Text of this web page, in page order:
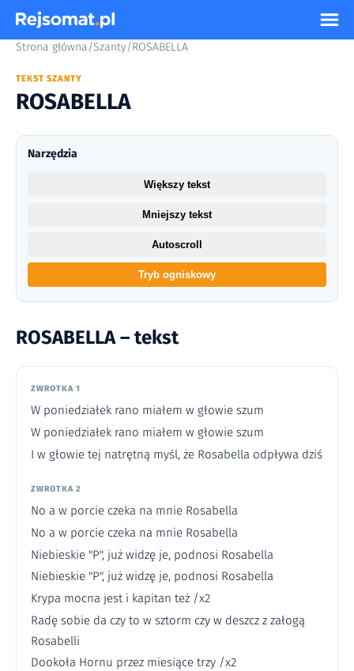
Strona główna/Szanty/ROSABELLA
TEKST SZANTY
ROSABELLA
ROSABELLA – tekst
ZWROTKA 1
W poniedziałek rano miałem w głowie szum
W poniedziałek rano miałem w głowie szum
I w głowie tej natrętną myśl, że Rosabella odpływa dziś
ZWROTKA 2
No a w porcie czeka na mnie Rosabella
No a w porcie czeka na mnie Rosabella
Niebieskie "P", już widzę je, podnosi Rosabella
Niebieskie "P", już widzę je, podnosi Rosabella
Krypa mocna jest i kapitan też /x2
Radę sobie da czy to w sztorm czy w deszcz z załogą
Rosabelli
Dookoła Hornu przez miesiące trzy /x2
Narzędzia
Większy tekst
Mniejszy tekst
Autoscroll
Tryb ogniskowy